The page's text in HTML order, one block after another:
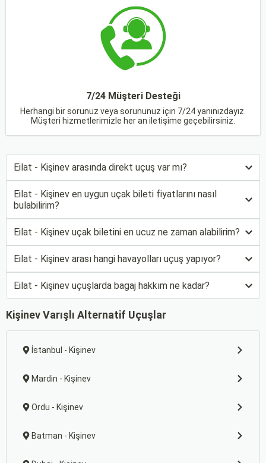
7/24 Müşteri Desteği
Herhangi bir sorunuz veya sorununuz için 7/24 yanınızdayız.
Müşteri hizmetlerimizle her an iletişime geçebilirsiniz.
Eilat - Kişinev arasında direkt uçuş var mı?
Eilat - Kişinev en uygun uçak bileti fiyatlarını nasıl
bulabilirim?
Eilat - Kişinev uçak biletini en ucuz ne zaman alabilirim?
Eilat - Kişinev arası hangi havayolları uçuş yapıyor?
Eilat - Kişinev uçuşlarda bagaj hakkım ne kadar?
Kişinev Varışlı Alternatif Uçuşlar
İstanbul - Kişinev
Mardin - Kişinev
Ordu - Kişinev
Batman - Kişinev